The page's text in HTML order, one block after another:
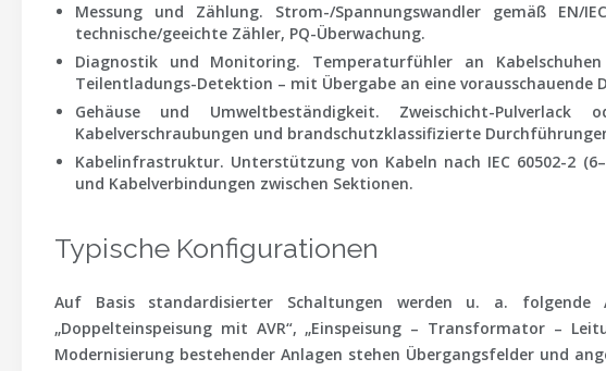
Messung und Zählung. Strom-/Spannungswandler gemäß EN/
technische/geeichte Zähler, PQ-Überwachung.
Diagnostik und Monitoring. Temperaturfühler an
Teilentladungs-Detektion – mit Übergabe an eine vorausschauende
Gehäuse und Umweltbeständigkeit. Zweischicht-Pulverlack
Kabelverschraubungen und brandschutzklassifizierte
Kabelinfrastruktur. Unterstützung von Kabeln nach IEC 60502-2
und Kabelverbindungen zwischen Sektionen.
Typische Konfigurationen
Auf Basis standardisierter Schaltungen werden u. a. folgende
„Doppelteinspeisung mit AVR“, „Einspeisung – Transformator –
Modernisierung bestehender Anlagen stehen Übergangsfelder und